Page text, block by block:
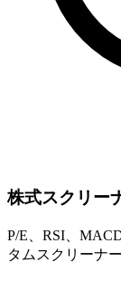
株式スクリー
P/E、RSI、
タムスクリーナ